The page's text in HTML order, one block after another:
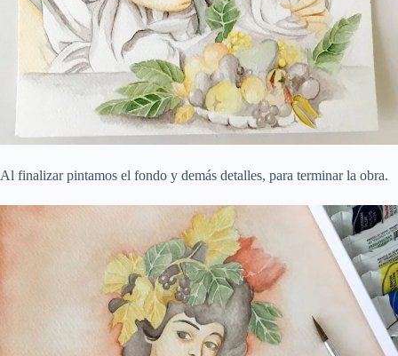
Al finalizar pintamos el fondo y demás detalles, para terminar la obra.